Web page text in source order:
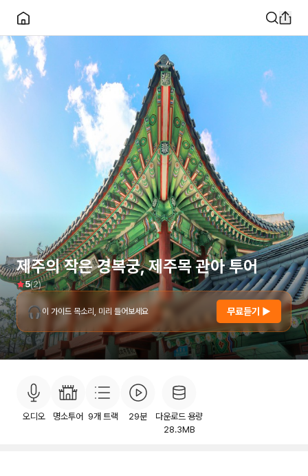
제주의 작은 경복궁, 제주목 관아 투어
5(2)
🎧이 가이드 목소리, 미리 들어보세요 무료듣기 ▶
오디오 명소투어 9개 트랙 29분
다운로드 용량
28.3MB